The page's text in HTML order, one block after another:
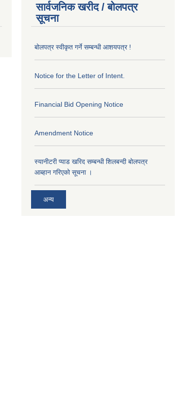
सार्वजनिक खरीद / बोलपत्र
सूचना
बोलपत्र स्वीकृत गर्ने सम्बन्धी आशयपत्र !
Notice for the Letter of Intent.
Financial Bid Opening Notice
Amendment Notice
स्यानीटरी प्याड खरिद सम्बन्धी शिलबन्दी बोलपत्र
आब्हान गरिएको सूचना ।
अन्य